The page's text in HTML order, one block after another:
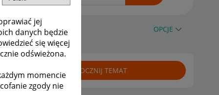
jej
danych będzie
się więcej
odświeżona.
momencie
zgody nie
OPCJE
ROZPOCZNIJ TEMAT